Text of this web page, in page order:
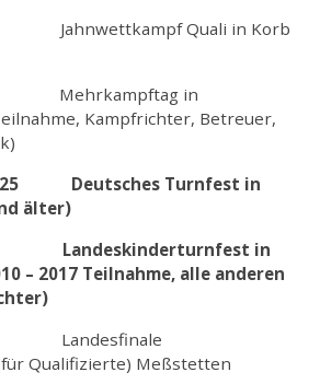
Quali in Korb
Mehrkampftag in
Kampfrichter, Betreuer,
Deutsches Turnfest in
älter)
Landeskinderturnfest in
– 2017 Teilnahme, alle anderen
Landesfinale
Qualifizierte) Meßstetten